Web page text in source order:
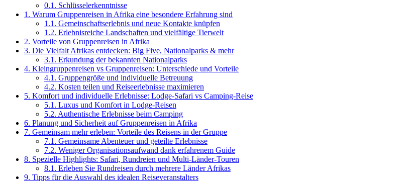
0.1. Schlüsselerkenntnisse
1. Warum Gruppenreisen in Afrika eine besondere Erfahrung sind
1.1. Gemeinschaftserlebnis und neue Kontakte knüpfen
1.2. Erlebnisreiche Landschaften und vielfältige Tierwelt
2. Vorteile von Gruppenreisen in Afrika
3. Die Vielfalt Afrikas entdecken: Big Five, Nationalparks & mehr
3.1. Erkundung der bekannten Nationalparks
4. Kleingruppenreisen vs Gruppenreisen: Unterschiede und Vorteile
4.1. Gruppengröße und individuelle Betreuung
4.2. Kosten teilen und Reiseerlebnisse maximieren
5. Komfort und individuelle Erlebnisse: Lodge-Safari vs Camping-Reise
5.1. Luxus und Komfort in Lodge-Reisen
5.2. Authentische Erlebnisse beim Camping
6. Planung und Sicherheit auf Gruppenreisen in Afrika
7. Gemeinsam mehr erleben: Vorteile des Reisens in der Gruppe
7.1. Gemeinsame Abenteuer und geteilte Erlebnisse
7.2. Weniger Organisationsaufwand dank erfahrenem Guide
8. Spezielle Highlights: Safari, Rundreien und Multi-Länder-Touren
8.1. Erleben Sie Rundreisen durch mehrere Länder Afrikas
9. Tipps für die Auswahl des idealen Reiseveranstalters